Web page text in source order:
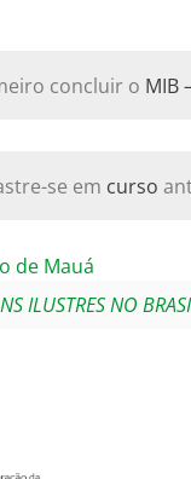
concluir o MIB
se em curso
de Mauá
ILUSTRES NO